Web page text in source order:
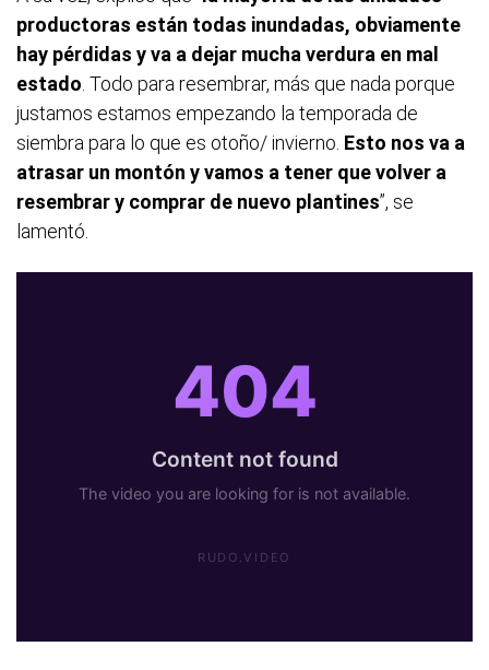
productoras están todas inundadas, obviamente
hay pérdidas y va a dejar mucha verdura en mal
estado . Todo para resembrar, más que nada porque
justamos estamos empezando la temporada de
siembra para lo que es otoño/ invierno. Esto nos va a
atrasar un montón y vamos a tener que volver a
resembrar y comprar de nuevo plantines”, se
lamentó.